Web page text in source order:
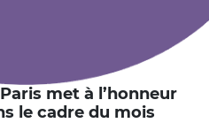
met à l’honneur
le cadre du mois